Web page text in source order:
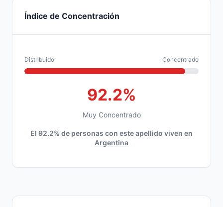
Índice de Concentración
Distribuido Concentrado
92.2%
Muy Concentrado
El 92.2% de personas con este apellido viven en
Argentina